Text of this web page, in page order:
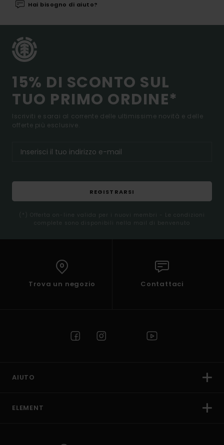
Hai bisogno di aiuto?
15% DI SCONTO SUL
TUO PRIMO ORDINE*
Iscriviti e sarai al corrente delle ultimissime novità e delle
offerte più esclusive.
REGISTRARSI
(*) Offerta on-line valida per i nuovi membri - Le condizioni
complete sono disponibili nella mail di benvenuto
Trova un negozio Contattaci
AIUTO
ELEMENT